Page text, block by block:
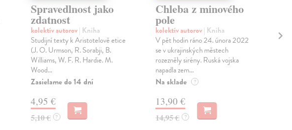
Spravedlnost jako
zdatnost
kolektív autorov| Kniha
Studijní texty k Aristotelově etice
(J. O. Urmson, R. Sorabji, B.
Williams, W. F. R. Hardie. M.
Wood...
Zasielame do 14 dní
4,95 €
5,10 € ?
Chleba z minového
pole
kolektív autorov| Kniha
V pět hodin ráno 24. února 2022
se v ukrajinských městech
rozezněly sirény. Ruská vojska
napadla zem...
Na sklade ?
13,90 €
14,95 € ?